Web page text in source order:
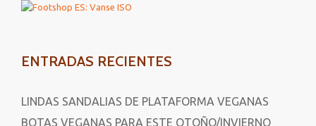
ENTRADAS RECIENTES
LINDAS SANDALIAS DE PLATAFORMA VEGANAS
BOTAS VEGANAS PARA ESTE OTOÑO/INVIERNO